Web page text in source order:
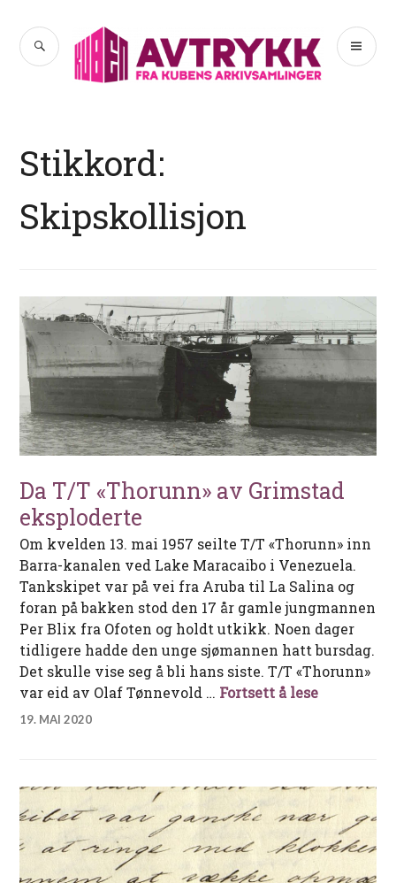
innhold
Avtrykk
SØK
Stikkord:
Skipskollisjon
Da T/T «Thorunn» av Grimstad
eksploderte
Om kvelden 13. mai 1957 seilte T/T «Thorunn» inn
Barra-kanalen ved Lake Maracaibo i Venezuela.
Tankskipet var på vei fra Aruba til La Salina og
foran på bakken stod den 17 år gamle jungmannen
Per Blix fra Ofoten og holdt utkikk. Noen dager
tidligere hadde den unge sjømannen hatt bursdag.
Det skulle vise seg å bli hans siste. T/T «Thorunn»
var eid av Olaf Tønnevold … Fortsett å leseDa T/T
19. MAI 2020